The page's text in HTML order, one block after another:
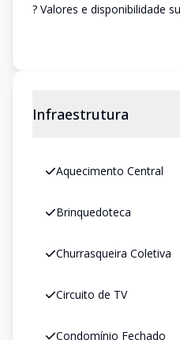
? Valores e disponibilidade
Infraestrutura
Aquecimento Central
Brinquedoteca
Churrasqueira Coletiva
Circuito de TV
Condomínio Fechado